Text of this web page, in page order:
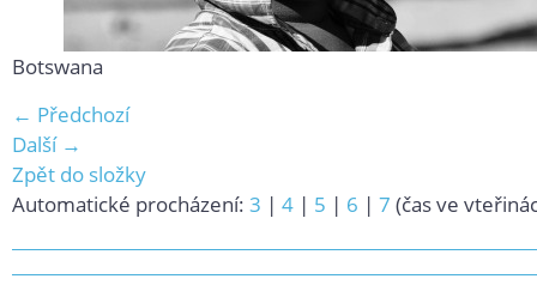
Botswana
← Předchozí
Další →
Zpět do složky
Automatické procházení: 3 | 4 | 5 | 6 | 7 (čas ve